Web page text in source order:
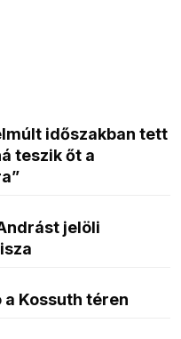
időszakban tett
teszik őt a
jelöli
Kossuth téren